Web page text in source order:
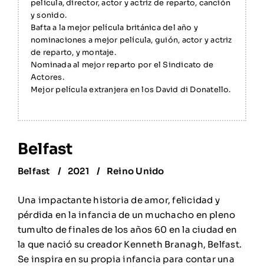
película, director, actor y actriz de reparto, canción
y sonido.
Bafta a la mejor película británica del año y
nominaciones a mejor película, guión, actor y actriz
de reparto, y montaje.
Nominada al mejor reparto por el Sindicato de
Actores.
Mejor película extranjera en los David di Donatello.
Belfast
Belfast 2021 Reino Unido
Una impactante historia de amor, felicidad y
pérdida en la infancia de un muchacho en pleno
tumulto de finales de los años 60 en la ciudad en
la que nació su creador Kenneth Branagh, Belfast.
Se inspira en su propia infancia para contar una